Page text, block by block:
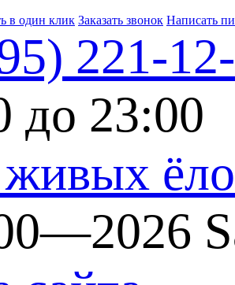
в один клик Заказать звонок Написать
221-
до 23:00